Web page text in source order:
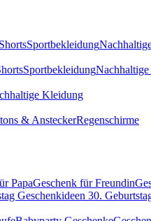
Sportbekleidung
Sportbekleidung
Kleidung
& AnsteckerRegenschirme
PapaGeschenk für Freundin
Geschenkideen 30.